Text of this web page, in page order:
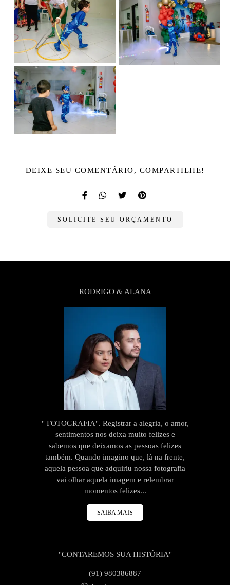
DEIXE SEU COMENTÁRIO, COMPARTILHE!
SOLICITE SEU ORÇAMENTO
RODRIGO & ALANA
" FOTOGRAFIA". Registrar a alegria, o amor,
sentimentos nos deixa muito felizes e
sabemos que deixamos as pessoas felizes
também. Quando imagino que, lá na frente,
aquela pessoa que adquiriu nossa fotografia
vai olhar aquela imagem e relembrar
momentos felizes...
SAIBA MAIS
"CONTAREMOS SUA HISTÓRIA"
(91) 980386887